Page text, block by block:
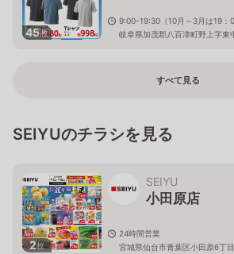
45枚
9:00-19:30（10月～3月は19：
岐阜県加茂郡八百津町野上字東
すべて見る
SEIYUのチラシを見る
2枚
SEIYU
小田原店
24時間営業
宮城県仙台市青葉区小田原6丁